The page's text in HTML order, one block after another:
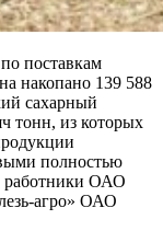
поставкам
накопано 139 588
сахарный
тонн, из которых
полностью
работники ОАО
агро» ОАО